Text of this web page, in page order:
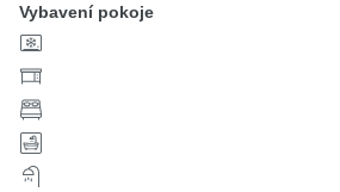
Vybavení pokoje